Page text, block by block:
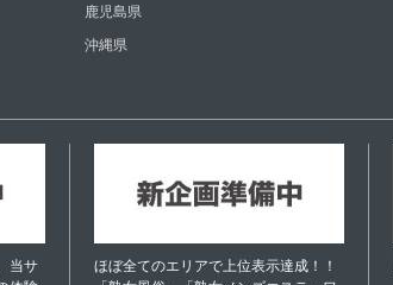
鹿児島県
沖縄県
当サ
ほぼ全てのエリアで上位表示達成！！